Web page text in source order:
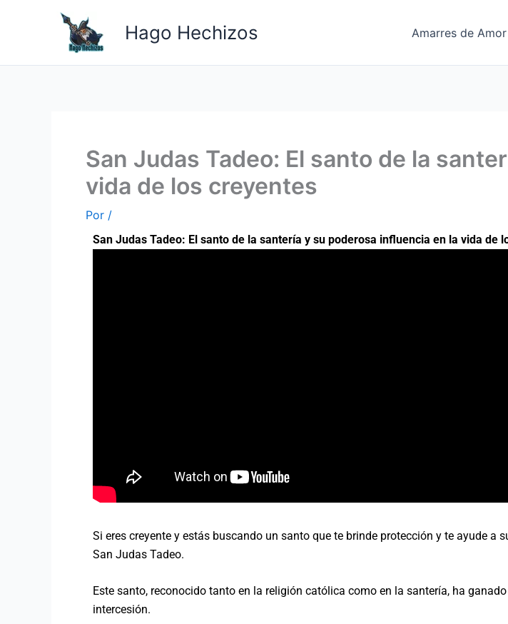
Hago Hechizos Amarres de Amor
San Judas Tadeo: El santo de la
vida de los creyentes
Por /
San Judas Tadeo: El santo de la santería y su poderosa influencia en la vida de
Si eres creyente y estás buscando un santo que te brinde protección y te ayude
San Judas Tadeo.
Este santo, reconocido tanto en la religión católica como en la santería, ha
intercesión.